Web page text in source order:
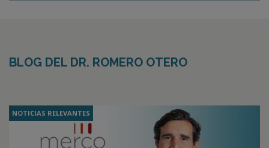
BLOG DEL DR. ROMERO OTERO
NOTICIAS RELEVANTES